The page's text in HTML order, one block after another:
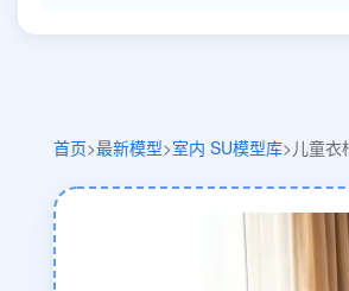
首页>最新模型>室内 SU模型库>儿童衣